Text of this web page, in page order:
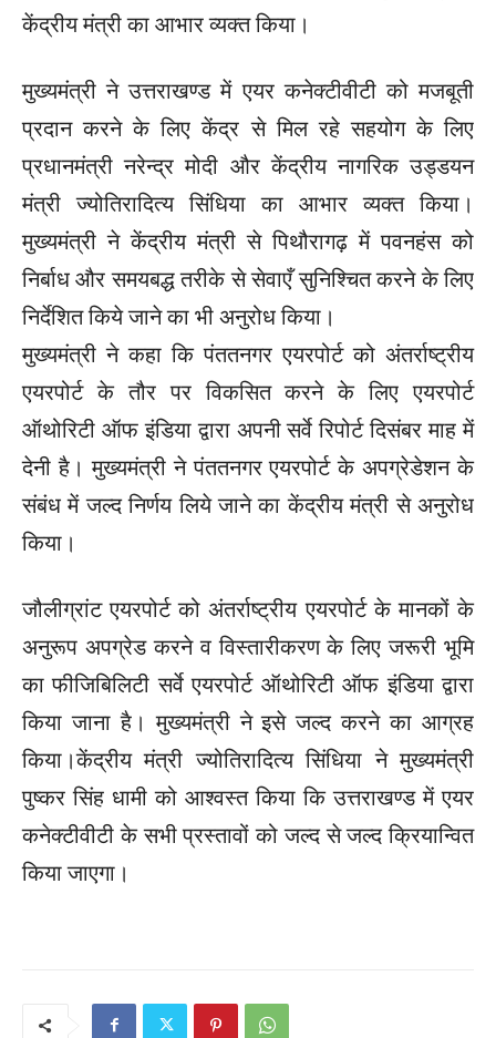
केंद्रीय मंत्री का आभार व्यक्त किया।
मुख्यमंत्री ने उत्तराखण्ड में एयर कनेक्टीवीटी को मजबूती
प्रदान करने के लिए केंद्र से मिल रहे सहयोग के लिए
प्रधानमंत्री नरेन्द्र मोदी और केंद्रीय नागरिक उड्डयन
मंत्री ज्योतिरादित्य सिंधिया का आभार व्यक्त किया।
मुख्यमंत्री ने केंद्रीय मंत्री से पिथौरागढ़ में पवनहंस को
निर्बाध और समयबद्ध तरीके से सेवाएँ सुनिश्चित करने के लिए
निर्देशित किये जाने का भी अनुरोध किया।
मुख्यमंत्री ने कहा कि पंततनगर एयरपोर्ट को अंतर्राष्ट्रीय
एयरपोर्ट के तौर पर विकसित करने के लिए एयरपोर्ट
ऑथोरिटी ऑफ इंडिया द्वारा अपनी सर्वे रिपोर्ट दिसंबर माह में
देनी है। मुख्यमंत्री ने पंततनगर एयरपोर्ट के अपग्रेडेशन के
संबंध में जल्द निर्णय लिये जाने का केंद्रीय मंत्री से अनुरोध
किया।
जौलीग्रांट एयरपोर्ट को अंतर्राष्ट्रीय एयरपोर्ट के मानकों के
अनुरूप अपग्रेड करने व विस्तारीकरण के लिए जरूरी भूमि
का फीजिबिलिटी सर्वे एयरपोर्ट ऑथोरिटी ऑफ इंडिया द्वारा
किया जाना है। मुख्यमंत्री ने इसे जल्द करने का आग्रह
किया।केंद्रीय मंत्री ज्योतिरादित्य सिंधिया ने मुख्यमंत्री
पुष्कर सिंह धामी को आश्वस्त किया कि उत्तराखण्ड में एयर
कनेक्टीवीटी के सभी प्रस्तावों को जल्द से जल्द क्रियान्वित
किया जाएगा।